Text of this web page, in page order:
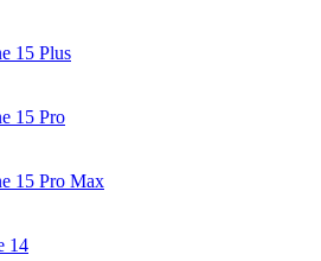
15 Plus
15 Pro
15 Pro Max
14